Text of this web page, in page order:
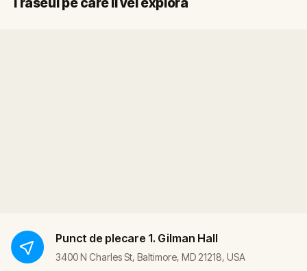
Punct de plecare 1. Gilman Hall
3400 N Charles St, Baltimore, MD 21218, USA